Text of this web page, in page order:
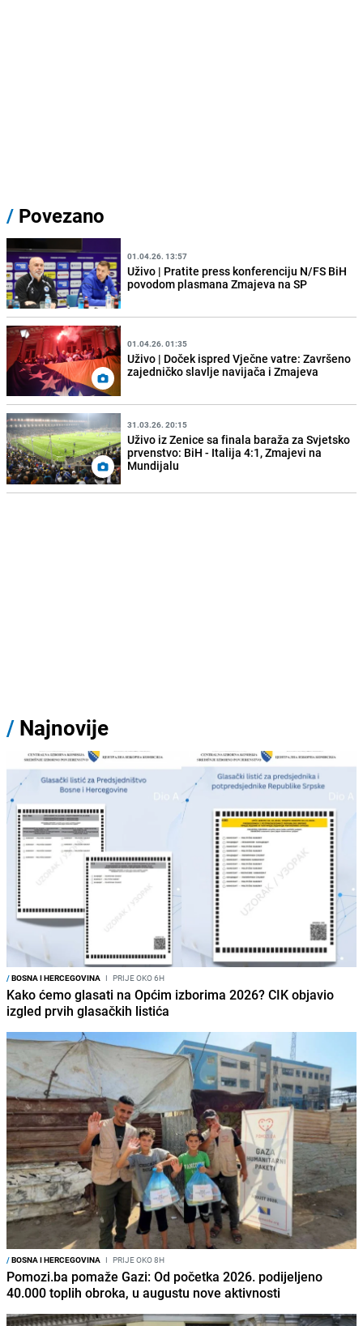
/ Povezano
01.04.26. 13:57
Uživo | Pratite press konferenciju N/FS BiH
povodom plasmana Zmajeva na SP
01.04.26. 01:35
Uživo | Doček ispred Vječne vatre: Završeno
zajedničko slavlje navijača i Zmajeva
31.03.26. 20:15
Uživo iz Zenice sa finala baraža za Svjetsko
prvenstvo: BiH - Italija 4:1, Zmajevi na
Mundijalu
/ Najnovije
/BOSNA I HERCEGOVINA I PRIJE OKO 6H
Kako ćemo glasati na Općim izborima 2026? CIK objavio
izgled prvih glasačkih listića
/BOSNA I HERCEGOVINA I PRIJE OKO 8H
Pomozi.ba pomaže Gazi: Od početka 2026. podijeljeno
40.000 toplih obroka, u augustu nove aktivnosti